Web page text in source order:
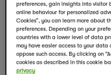
Wat zit er
Decafeïneerde
aroma's,
preferences, gain insights into
online behaviour for personalized
Cookies”, you can learn more about
preferences. Depending on your
countries with a lower level of data
may have easier access to your data
oppose such access. By clicking on
cookies as described in this cookie
privacy